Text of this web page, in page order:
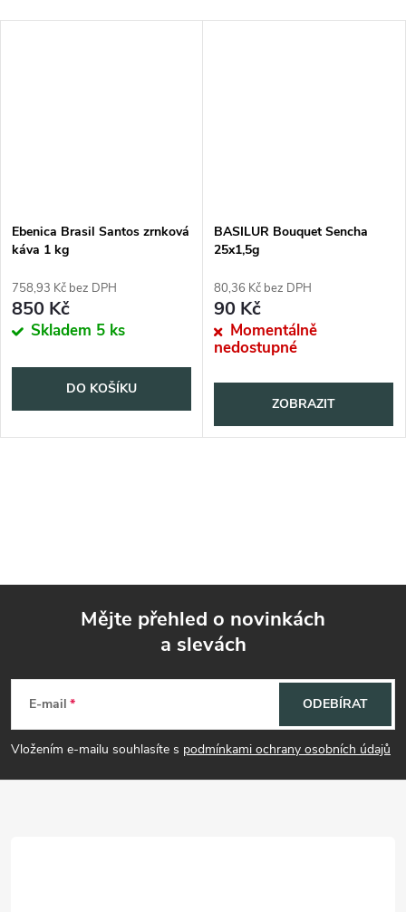
Ebenica Brasil Santos zrnková
káva 1 kg
758,93 Kč bez DPH
850 Kč
Skladem 5 ks
DO KOŠÍKU
BASILUR Bouquet Sencha
25x1,5g
80,36 Kč bez DPH
90 Kč
Momentálně
nedostupné
ZOBRAZIT
p
a
Mějte přehled o novinkách
a slevách
E-mail
Vložením e-mailu souhlasíte s podmínkami ochrany osobních údajů
ODEBÍRAT